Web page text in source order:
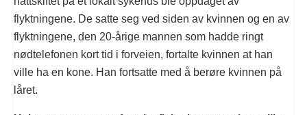
flyktningene. De satte seg ved siden av kvinnen og en av
flyktningene, den 20-årige mannen som hadde ringt
nødtelefonen kort tid i forveien, fortalte kvinnen at han
ville ha en kone. Han fortsatte med å berøre kvinnen på
låret.